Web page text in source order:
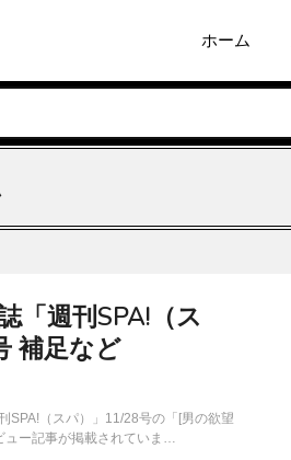
ホーム
「週刊SPA!（ス
補足など
SPA!（スパ）」11/28号の「[男の欲望
ュー記事が掲載されていま…